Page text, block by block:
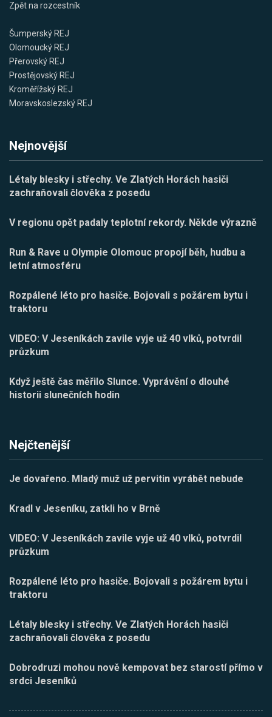
Zpět na rozcestník
Šumperský REJ
Olomoucký REJ
Přerovský REJ
Prostějovský REJ
Kroměřížský REJ
Moravskoslezský REJ
Nejnovější
Létaly blesky i střechy. Ve Zlatých Horách hasiči
zachraňovali člověka z posedu
V regionu opět padaly teplotní rekordy. Někde výrazně
Run & Rave u Olympie Olomouc propojí běh, hudbu a
letní atmosféru
Rozpálené léto pro hasiče. Bojovali s požárem bytu i
traktoru
VIDEO: V Jeseníkách zavile vyje už 40 vlků, potvrdil
průzkum
Když ještě čas měřilo Slunce. Vyprávění o dlouhé
historii slunečních hodin
Nejčtenější
Je dovařeno. Mladý muž už pervitin vyrábět nebude
Kradl v Jeseníku, zatkli ho v Brně
VIDEO: V Jeseníkách zavile vyje už 40 vlků, potvrdil
průzkum
Rozpálené léto pro hasiče. Bojovali s požárem bytu i
traktoru
Létaly blesky i střechy. Ve Zlatých Horách hasiči
zachraňovali člověka z posedu
Dobrodruzi mohou nově kempovat bez starostí přímo v
srdci Jeseníků